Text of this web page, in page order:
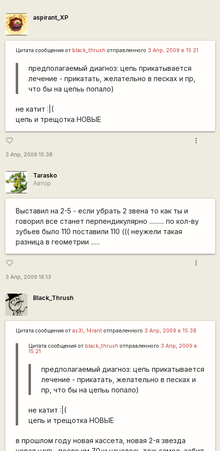
aspirant_XP
Цитата сообщения от black_thrush отправленного 3 Апр, 2009 в 15:21
предполагаемый диагноз: цепь прикатывается
лечение - прикатать, желательно в песках и пр,
что бы на цепьь попало)
не катит :|(
цепь и трещотка НОВЫЕ
favorite_border
3 Апр, 2009 15:38
more_vert
Tarasko
Автор
Выставил на 2-5 - если убрать 2 звена то как ты и
говорил все станет перпендикулярно .......... по кол-ву
зубьев было 110 поставили 110 ((( неужели такая
разница в геометрии ......
favorite_border
3 Апр, 2009 16:13
more_vert
Black_Thrush
Цитата сообщения от as3\, 14rantотправленного 3 Апр, 2009 в 15:38
Цитата сообщения от black_thrush отправленного 3 Апр, 2009 в
15:21
предполагаемый диагноз: цепь прикатывается
лечение - прикатать, желательно в песках и
пр, что бы на цепьь попало)
не катит :|(
цепь и трещотка НОВЫЕ
в прошлом году новая кассета, новая 2-я звезда